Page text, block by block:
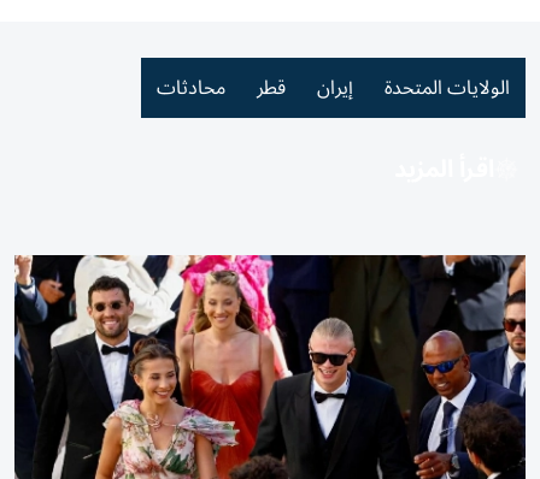
الولايات المتحدة إيران قطر محادثات